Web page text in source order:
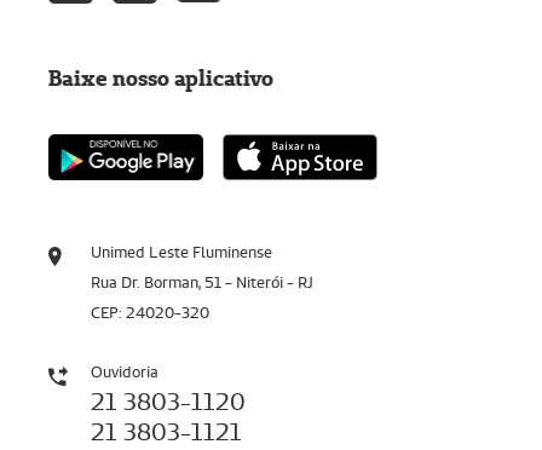
Unimed Leste Fluminense
Rua Dr. Borman, 51 - Niterói - RJ
CEP: 24020-320
Ouvidoria
21 3803-1120
21 3803-1121
Baixe nosso aplicativo